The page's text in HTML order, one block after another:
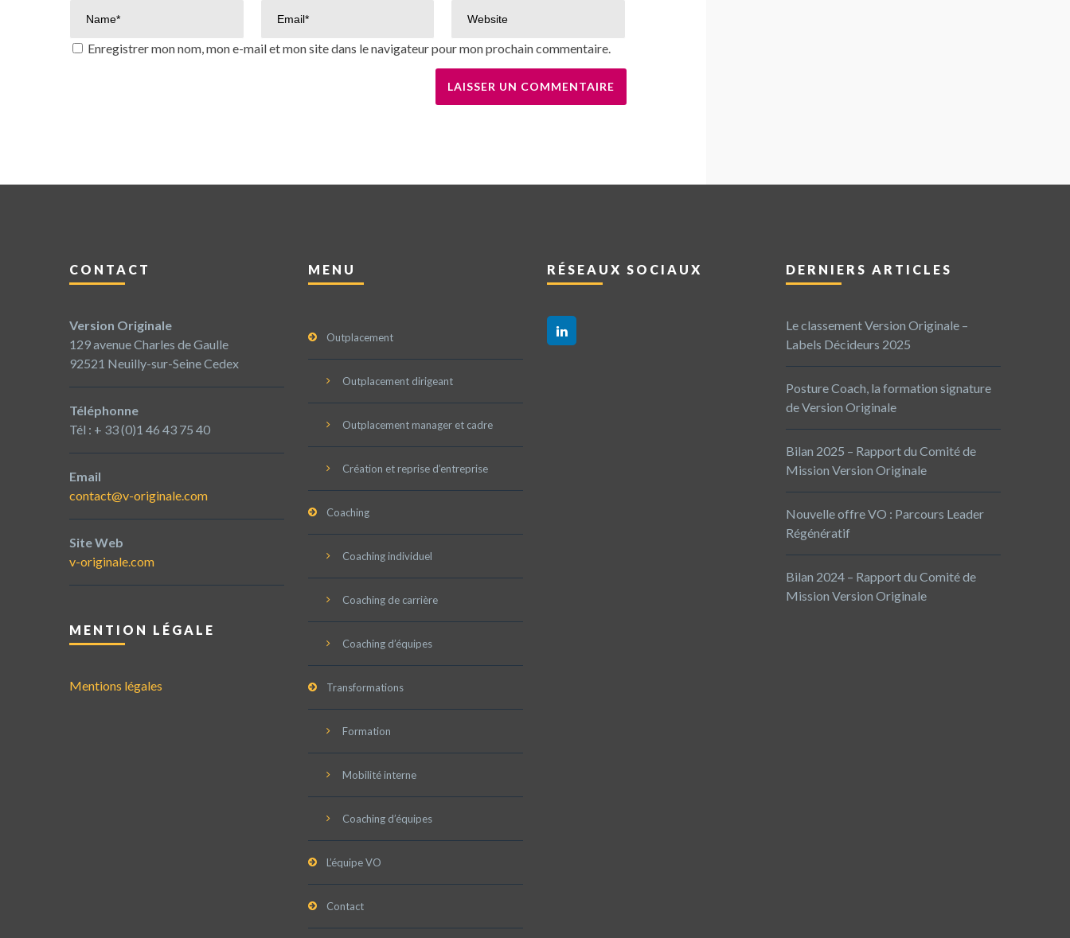
Enregistrer mon nom, mon e-mail et mon site dans le navigateur pour mon prochain commentaire.
CONTACT
Version Originale
129 avenue Charles de Gaulle
92521 Neuilly-sur-Seine Cedex
Téléphonne
Tél : + 33 (0)1 46 43 75 40
Email
contact@v-originale.com
Site Web
v-originale.com
MENTION LÉGALE
Mentions légales
MENU
Outplacement
Outplacement dirigeant
Outplacement manager et cadre
Création et reprise d’entreprise
Coaching
Coaching individuel
Coaching de carrière
Coaching d’équipes
Transformations
Formation
Mobilité interne
Coaching d’équipes
L’équipe VO
Contact
RÉSEAUX SOCIAUX DERNIERS ARTICLES
Le classement Version Originale –
Labels Décideurs 2025
Posture Coach, la formation signature
de Version Originale
Bilan 2025 – Rapport du Comité de
Mission Version Originale
Nouvelle offre VO : Parcours Leader
Régénératif
Bilan 2024 – Rapport du Comité de
Mission Version Originale